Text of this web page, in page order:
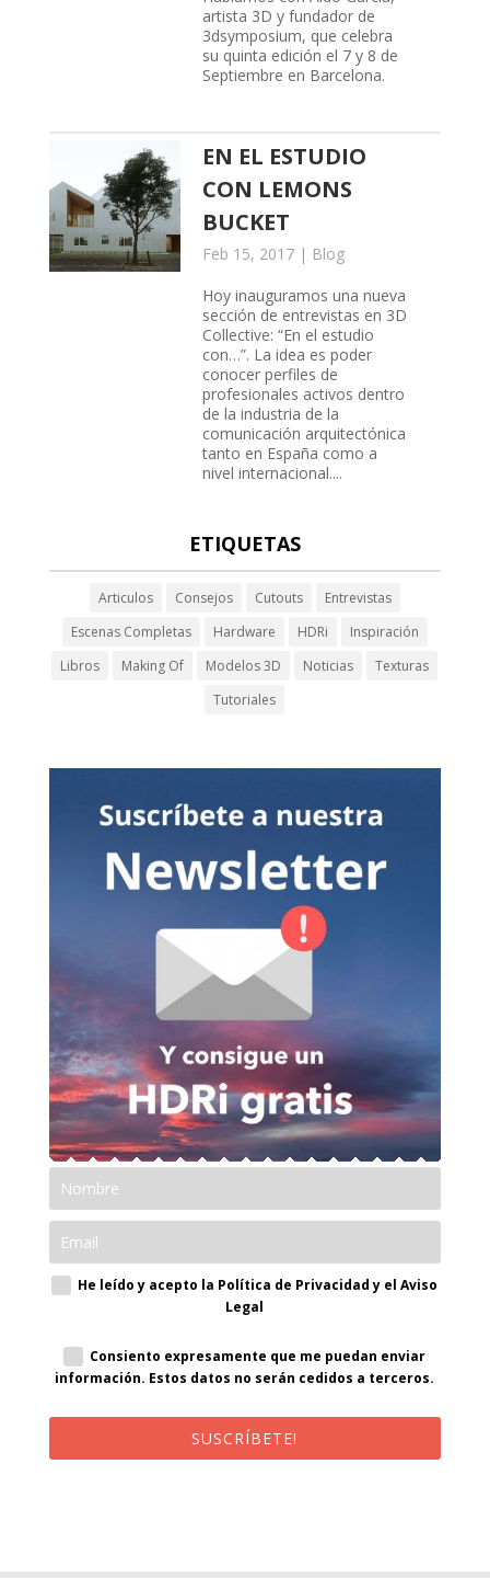
artista 3D y fundador de
3dsymposium, que celebra
su quinta edición el 7 y 8 de
Septiembre en Barcelona.
EN EL ESTUDIO
CON LEMONS
BUCKET
Feb 15, 2017| Blog
Hoy inauguramos una nueva
sección de entrevistas en 3D
Collective: “En el estudio
con…”. La idea es poder
conocer perfiles de
profesionales activos dentro
de la industria de la
comunicación arquitectónica
tanto en España como a
nivel internacional....
ETIQUETAS
Articulos Consejos Cutouts
Entrevistas
Escenas Completas
Hardware HDRi
Inspiración
Libros
Making Of Modelos 3D Noticias
Texturas
Tutoriales
He leído y acepto la Política de Privacidad y el Aviso
Legal
Consiento expresamente que me puedan enviar
información. Estos datos no serán cedidos a terceros.
SUSCRÍBETE!